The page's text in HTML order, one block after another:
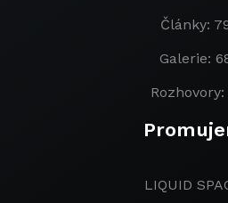
Články:
Galerie:
Rozhovory:
LIQUID